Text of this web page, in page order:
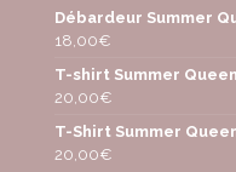
Débardeur Summer
18,00€
T-shirt Summer
20,00€
T-Shirt Summer
20,00€